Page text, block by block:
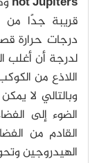
قريبة جدًا من
درجات حرارة
لدرجة أن أغلب
وبالتالي لا
الضوء إلى
القادم من
الهيدروجين